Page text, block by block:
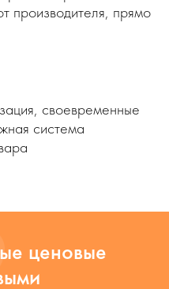
производителя, прямо
своевременные
система
ценовые